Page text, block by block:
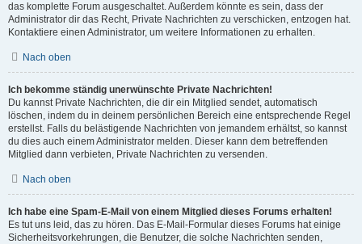
das komplette Forum ausgeschaltet. Außerdem könnte es sein, dass der
Administrator dir das Recht, Private Nachrichten zu verschicken, entzogen hat.
Kontaktiere einen Administrator, um weitere Informationen zu erhalten.
Nach oben
Ich bekomme ständig unerwünschte Private Nachrichten!
Du kannst Private Nachrichten, die dir ein Mitglied sendet, automatisch
löschen, indem du in deinem persönlichen Bereich eine entsprechende Regel
erstellst. Falls du belästigende Nachrichten von jemandem erhältst, so kannst
du dies auch einem Administrator melden. Dieser kann dem betreffenden
Mitglied dann verbieten, Private Nachrichten zu versenden.
Nach oben
Ich habe eine Spam-E-Mail von einem Mitglied dieses Forums erhalten!
Es tut uns leid, das zu hören. Das E-Mail-Formular dieses Forums hat einige
Sicherheitsvorkehrungen, die Benutzer, die solche Nachrichten senden,